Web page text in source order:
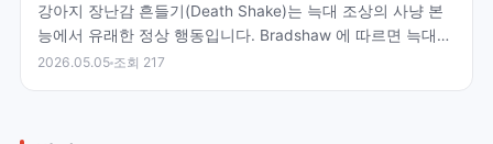
강아지 장난감 흔들기(Death Shake)는 늑대 조상의 사냥 본
능에서 유래한 정상 행동입니다. Bradshaw 에 따르면 늑대는
작은 동물(쥐·토끼)을 잡으면 머리를…
2026.05.05 조회 217